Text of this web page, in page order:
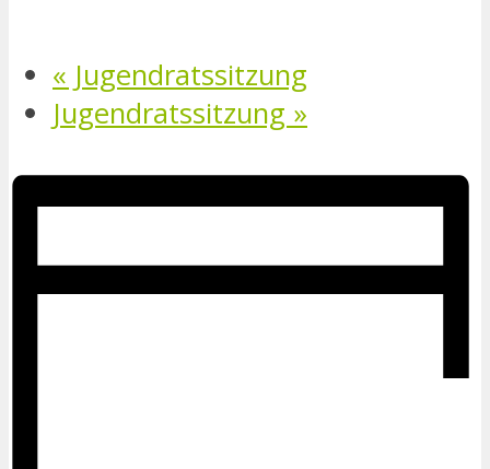
« Jugendratssitzung
Jugendratssitzung »